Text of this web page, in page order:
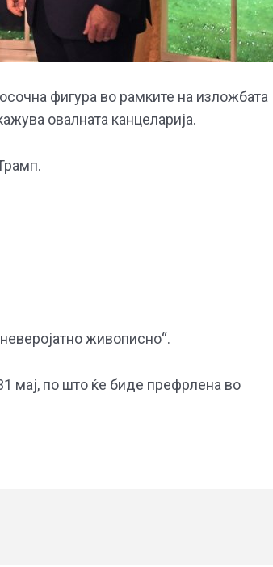
фигура во рамките на изложбата
овалната канцеларија.
живописно“.
мај, по што ќе биде префрлена во